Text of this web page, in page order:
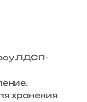
ЛДСП-
хранения